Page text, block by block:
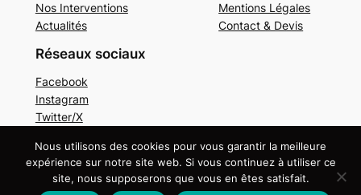
Nos Interventions
Actualités
Mentions Légales
Contact & Devis
Réseaux sociaux
Facebook
Instagram
Twitter/X
Copyright © 2024. Tous droits réservés.Mentions
légales
Nous utilisons des cookies pour vous garantir la meilleure
expérience sur notre site web. Si vous continuez à utiliser ce
site, nous supposerons que vous en êtes satisfait.